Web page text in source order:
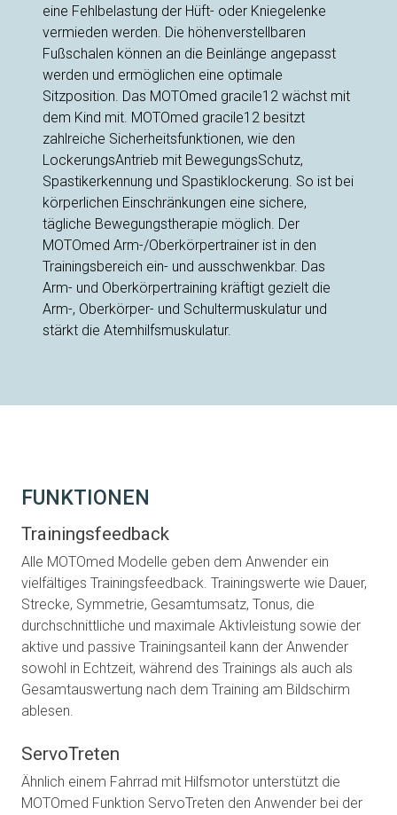
eine Fehlbelastung der Hüft- oder Kniegelenke
vermieden werden. Die höhenverstellbaren
Fußschalen können an die Beinlänge angepasst
werden und ermöglichen eine optimale
Sitzposition. Das MOTOmed gracile12 wächst mit
dem Kind mit. MOTOmed gracile12 besitzt
zahlreiche Sicherheitsfunktionen, wie den
LockerungsAntrieb mit BewegungsSchutz,
Spastikerkennung und Spastiklockerung. So ist bei
körperlichen Einschränkungen eine sichere,
tägliche Bewegungstherapie möglich. Der
MOTOmed Arm-/Oberkörpertrainer ist in den
Trainingsbereich ein- und ausschwenkbar. Das
Arm- und Oberkörpertraining kräftigt gezielt die
Arm-, Oberkörper- und Schultermuskulatur und
stärkt die Atemhilfsmuskulatur.
FUNKTIONEN
Trainingsfeedback
Alle MOTOmed Modelle geben dem Anwender ein
vielfältiges Trainingsfeedback. Trainingswerte wie Dauer,
Strecke, Symmetrie, Gesamtumsatz, Tonus, die
durchschnittliche und maximale Aktivleistung sowie der
aktive und passive Trainingsanteil kann der Anwender
sowohl in Echtzeit, während des Trainings als auch als
Gesamtauswertung nach dem Training am Bildschirm
ablesen.
ServoTreten
Ähnlich einem Fahrrad mit Hilfsmotor unterstützt die
MOTOmed Funktion ServoTreten den Anwender bei der